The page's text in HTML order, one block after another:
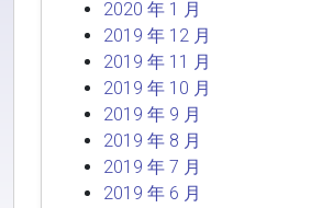
2020 年 1 月
2019 年 12 月
2019 年 11 月
2019 年 10 月
2019 年 9 月
2019 年 8 月
2019 年 7 月
2019 年 6 月